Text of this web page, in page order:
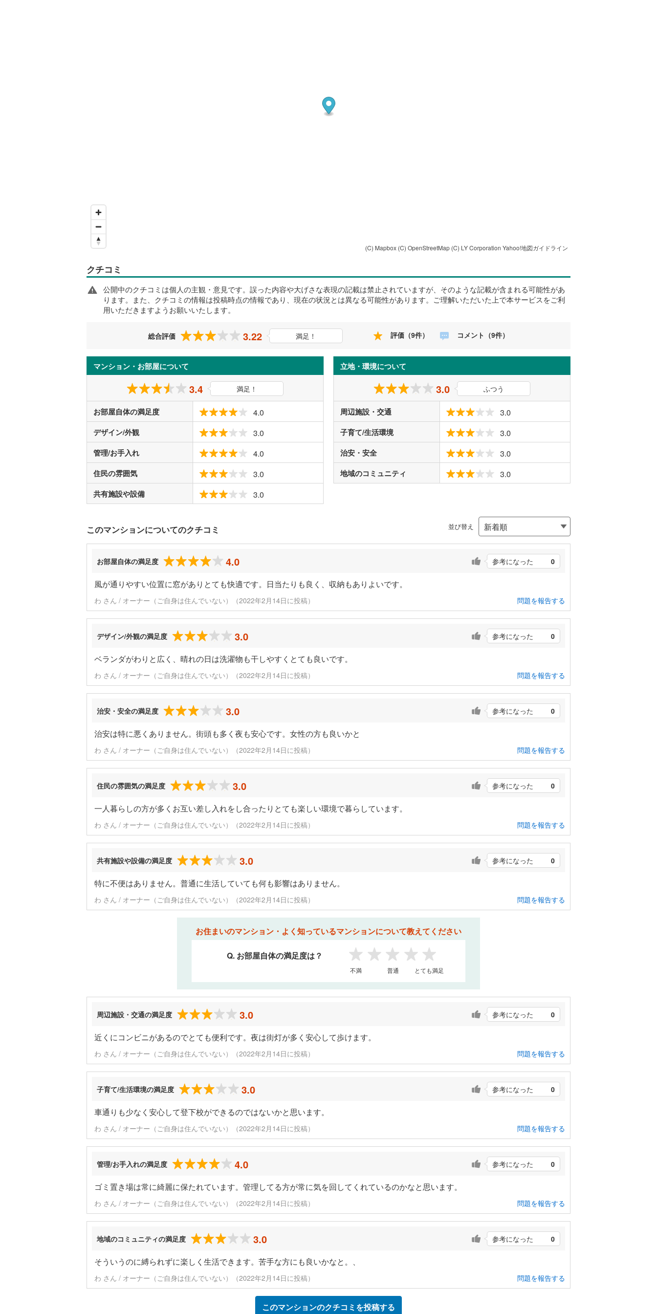
(C) Mapbox (C) OpenStreetMap (C) LY Corporation Yahoo!地図ガイドライン
クチコミ
公開中のクチコミは個人の主観・意見です。誤った内容や大げさな表現の記載は禁止されていますが、そのような記載が含まれる可能性があ
ります。また、クチコミの情報は投稿時点の情報であり、現在の状況とは異なる可能性があります。ご理解いただいた上で本サービスをご利
用いただきますようお願いいたします。
総合評価 3.22 満足！ 評価（9件） コメント（9件）
マンション・お部屋について
3.4 満足！
お部屋自体の満足度 4.0
デザイン/外観 3.0
管理/お手入れ 4.0
住民の雰囲気 3.0
共有施設や設備 3.0
立地・環境について
3.0 ふつう
周辺施設・交通 3.0
子育て/生活環境 3.0
治安・安全 3.0
地域のコミュニティ 3.0
このマンションについてのクチコミ 並び替え
お部屋自体の満足度 4.0 参考になった 0
風が通りやすい位置に窓がありとても快適です。日当たりも良く、収納もありよいです。
わ さん / オーナー（ご自身は住んでいない）（2022年2月14日に投稿） 問題を報告する
デザイン/外観の満足度 3.0 参考になった 0
ベランダがわりと広く、晴れの日は洗濯物も干しやすくとても良いです。
わ さん / オーナー（ご自身は住んでいない）（2022年2月14日に投稿） 問題を報告する
治安・安全の満足度 3.0 参考になった 0
治安は特に悪くありません。街頭も多く夜も安心です。女性の方も良いかと
わ さん / オーナー（ご自身は住んでいない）（2022年2月14日に投稿） 問題を報告する
住民の雰囲気の満足度 3.0 参考になった 0
一人暮らしの方が多くお互い差し入れをし合ったりとても楽しい環境で暮らしています。
わ さん / オーナー（ご自身は住んでいない）（2022年2月14日に投稿） 問題を報告する
共有施設や設備の満足度 3.0 参考になった 0
特に不便はありません。普通に生活していても何も影響はありません。
わ さん / オーナー（ご自身は住んでいない）（2022年2月14日に投稿） 問題を報告する
お住まいのマンション・よく知っているマンションについて教えてください
Q. お部屋自体の満足度は？
1 2 3 4 5
不満 普通 とても満足
周辺施設・交通の満足度 3.0 参考になった 0
近くにコンビニがあるのでとても便利です。夜は街灯が多く安心して歩けます。
わ さん / オーナー（ご自身は住んでいない）（2022年2月14日に投稿） 問題を報告する
子育て/生活環境の満足度 3.0 参考になった 0
車通りも少なく安心して登下校ができるのではないかと思います。
わ さん / オーナー（ご自身は住んでいない）（2022年2月14日に投稿） 問題を報告する
管理/お手入れの満足度 4.0 参考になった 0
ゴミ置き場は常に綺麗に保たれています。管理してる方が常に気を回してくれているのかなと思います。
わ さん / オーナー（ご自身は住んでいない）（2022年2月14日に投稿） 問題を報告する
地域のコミュニティの満足度 3.0 参考になった 0
そういうのに縛られずに楽しく生活できます。苦手な方にも良いかなと。、
わ さん / オーナー（ご自身は住んでいない）（2022年2月14日に投稿） 問題を報告する
このマンションのクチコミを投稿する